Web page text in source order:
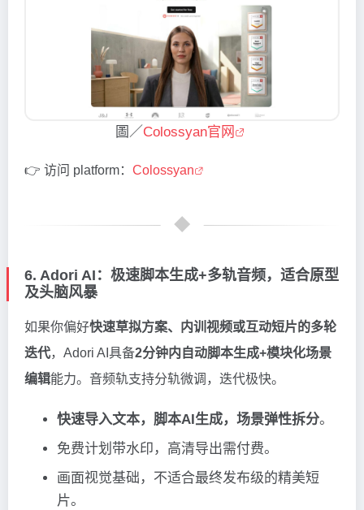
圖／Colossyan官网
👉 访问 platform： Colossyan
6. Adori AI：极速脚本生成+多轨音频，适合原型
及头脑风暴
如果你偏好快速草拟方案、内训视频或互动短片的多轮
迭代，Adori AI具备2分钟内自动脚本生成+模块化场景
编辑能力。音频轨支持分轨微调，迭代极快。
快速导入文本，脚本AI生成，场景弹性拆分。
免费计划带水印，高清导出需付费。
画面视觉基础，不适合最终发布级的精美短
片。